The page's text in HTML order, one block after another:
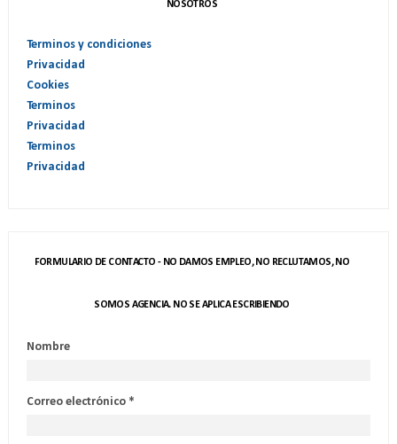
NOSOTROS
Terminos y condiciones
Privacidad
Cookies
Terminos
Privacidad
Terminos
Privacidad
FORMULARIO DE CONTACTO - NO DAMOS EMPLEO, NO RECLUTAMOS, NO
SOMOS AGENCIA. NO SE APLICA ESCRIBIENDO
Nombre
Correo electrónico *